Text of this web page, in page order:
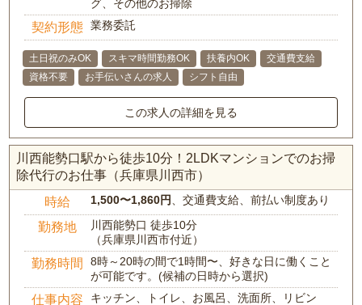
グ、その他のお掃除
契約形態 業務委託
土日祝のみOK スキマ時間勤務OK 扶養内OK
交通費支給
資格不要
お手伝いさんの求人 シフト自由
この求人の詳細を見る
川西能勢口駅から徒歩10分！2LDKマンションでのお掃
除代行のお仕事（兵庫県川西市）
時給 1,500〜1,860円、交通費支給、前払い制度あり
勤務地
川西能勢口 徒歩10分
（兵庫県川西市付近）
勤務時間
8時～20時の間で1時間〜、好きな日に働くこと
が可能です。(候補の日時から選択)
仕事内容
キッチン、トイレ、お風呂、洗面所、リビン